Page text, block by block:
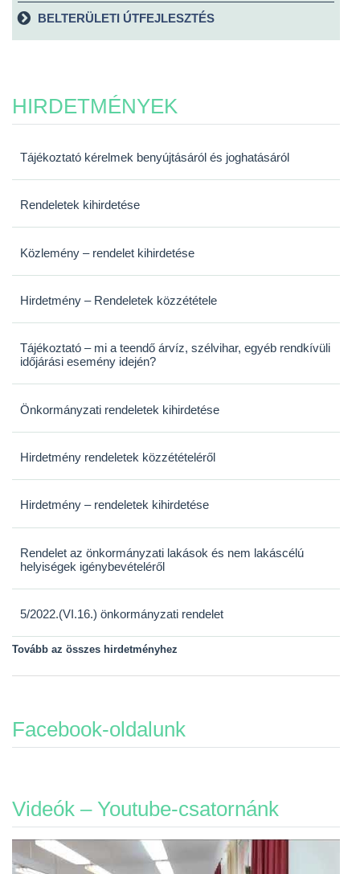
BELTERÜLETI ÚTFEJLESZTÉS
HIRDETMÉNYEK
Tájékoztató kérelmek benyújtásáról és joghatásáról
Rendeletek kihirdetése
Közlemény – rendelet kihirdetése
Hirdetmény – Rendeletek közzététele
Tájékoztató – mi a teendő árvíz, szélvihar, egyéb rendkívüli
időjárási esemény idején?
Önkormányzati rendeletek kihirdetése
Hirdetmény rendeletek közzétételéről
Hirdetmény – rendeletek kihirdetése
Rendelet az önkormányzati lakások és nem lakáscélú
helyiségek igénybevételéről
5/2022.(VI.16.) önkormányzati rendelet
Tovább az összes hirdetményhez
Facebook-oldalunk
Videók – Youtube-csatornánk